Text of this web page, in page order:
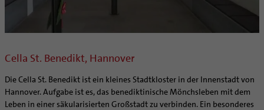
Cella St. Benedikt, Hannover
Die Cella St. Benedikt ist ein kleines Stadtkloster in der Innenstadt von
Hannover. Aufgabe ist es, das benediktinische Mönchsleben mit dem
Leben in einer säkularisierten Großstadt zu verbinden. Ein besonderes